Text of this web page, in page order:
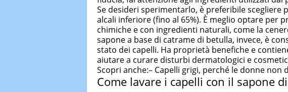
Se desideri sperimentarlo, è preferibile scegliere
alcali inferiore (fino al 65%). È meglio optare per
chimiche e con ingredienti naturali, come la
sapone a base di catrame di betulla, invece, è
stato dei capelli. Ha proprietà benefiche e
aiutare a curare disturbi dermatologici e
Scopri anche:– Capelli grigi, perché le donne non
Come lavare i capelli con il sapone